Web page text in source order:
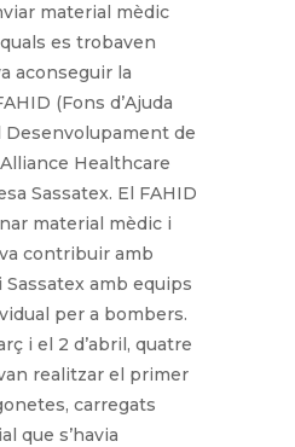
material mèdic
es trobaven
aconseguir la
(Fons d’Ajuda
de
Alliance Healthcare
Sassatex. El FAHID
material mèdic i
contribuir amb
amb equips
per a bombers.
i el 2 d’abril, quatre
realitzar el primer
carregats
que s’havia